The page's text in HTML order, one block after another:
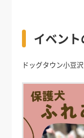
イベン
ドッグタウン小豆